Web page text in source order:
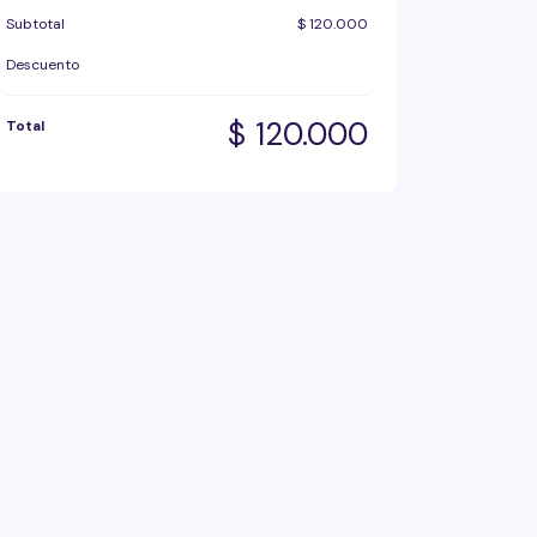
Subtotal $120.000
Descuento
Total $ 120.000